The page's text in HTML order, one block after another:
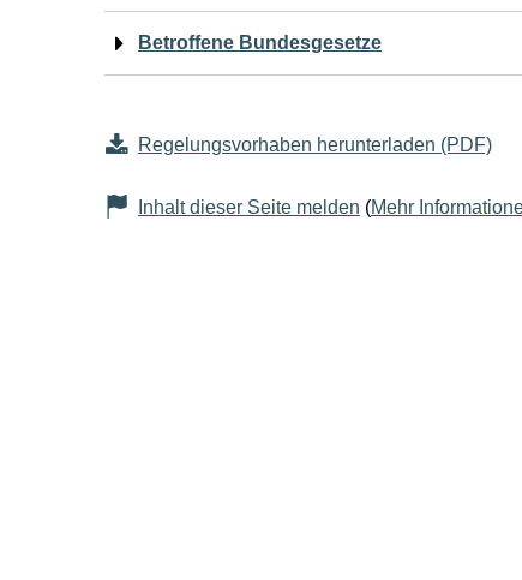
Seiteninhalt
Betroffene Bundesgesetze
Regelungsvorhaben herunterladen (PDF)
Inhalt dieser Seite melden (Mehr